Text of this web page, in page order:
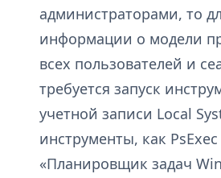
администраторами, то
информации о модели
всех пользователей и
требуется запуск
учетной записи Local
инструменты, как
«Планировщик задач